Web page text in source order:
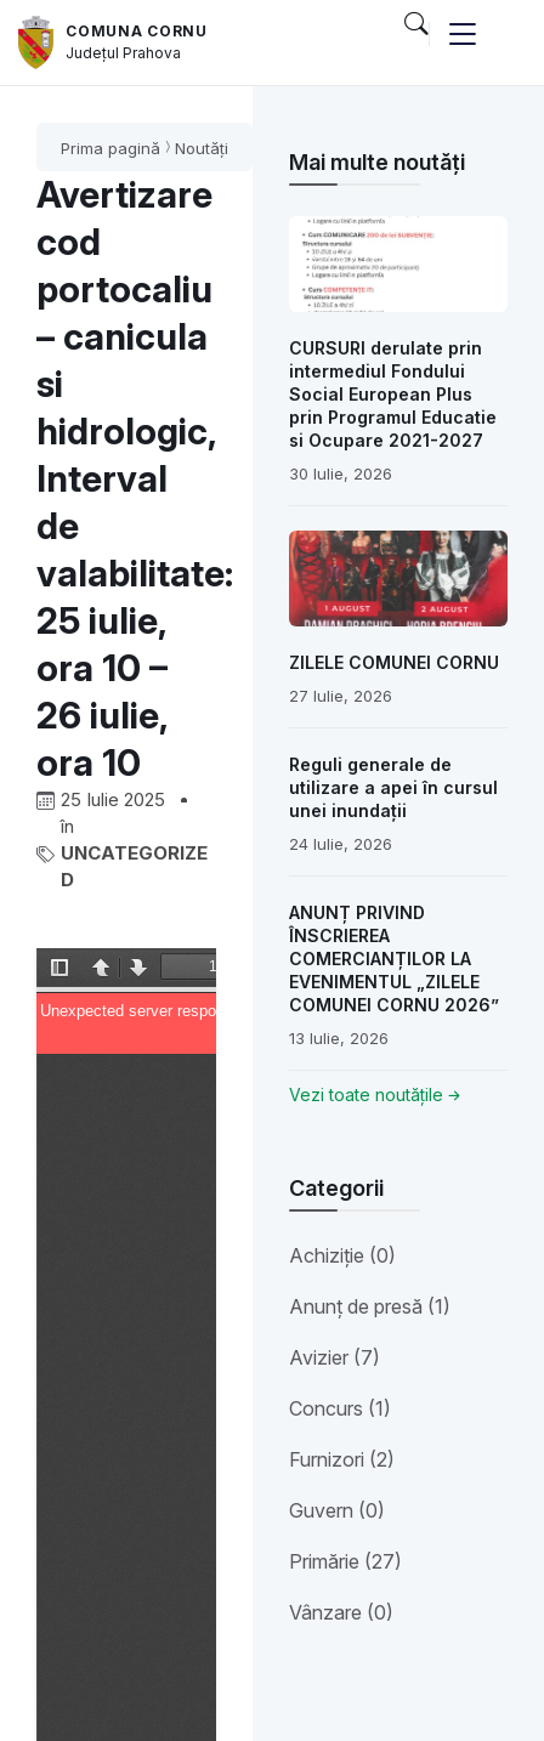
COMUNA CORNU
JudețulPrahova
Prima pagină Noutăți
Avertizare
cod
portocaliu
– canicula
si
hidrologic,
Interval
de
valabilitate:
25 iulie,
ora 10 –
26 iulie,
ora 10
25 Iulie 2025
în
UNCATEGORIZE
D
Mai multe noutăți
CURSURI derulate prin
intermediul Fondului
Social European Plus
prin Programul Educatie
si Ocupare 2021-2027
30 Iulie, 2026
ZILELE COMUNEI CORNU
27 Iulie, 2026
Reguli generale de
utilizare a apei în cursul
unei inundații
24 Iulie, 2026
ANUNȚ PRIVIND
ÎNSCRIEREA
COMERCIANȚILOR LA
EVENIMENTUL „ZILELE
COMUNEI CORNU 2026”
13 Iulie, 2026
Vezi toate noutățile
Categorii
Achiziție (0)
Anunț de presă (1)
Avizier (7)
Concurs (1)
Furnizori (2)
Guvern (0)
Primărie (27)
Vânzare (0)